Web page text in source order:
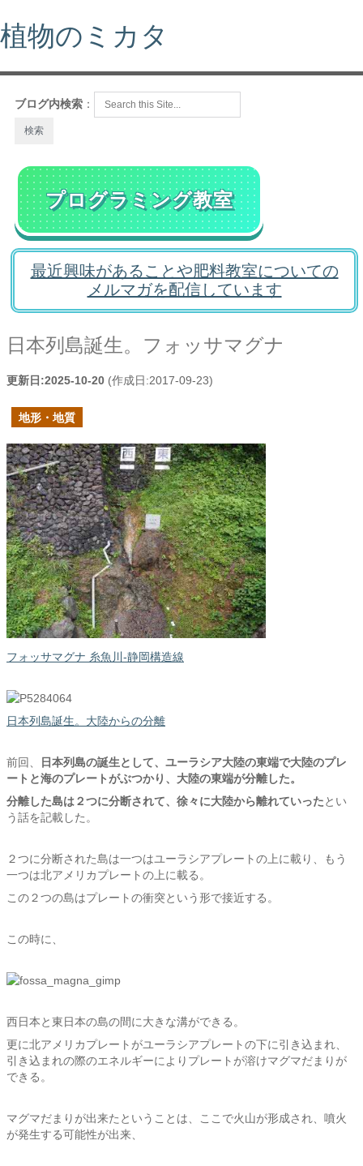
植物のミカタ
ブログ内検索 ：
プログラミング教室
最近興味があることや肥料教室についての
メルマガを配信しています
日本列島誕生。フォッサマグナ
更新日:2025-10-20 (作成日:2017-09-23)
地形・地質
フォッサマグナ 糸魚川-静岡構造線
日本列島誕生。大陸からの分離
前回、
日本列島の誕生として、ユーラシア大陸の東端で大陸のプレ
ートと海のプレートがぶつかり、大陸の東端が分離した。
分離した島は２つに分断されて、徐々に大陸から離れていったとい
う話を記載した。
２つに分断された島は一つはユーラシアプレートの上に載り、もう
一つは北アメリカプレートの上に載る。
この２つの島はプレートの衝突という形で接近する。
この時に、
西日本と東日本の島の間に大きな溝ができる。
更に北アメリカプレートがユーラシアプレートの下に引き込まれ、
引き込まれの際のエネルギーによりプレートが溶けマグマだまりが
できる。
マグマだまりが出来たということは、ここで火山が形成され、噴火
が発生する可能性が出来、